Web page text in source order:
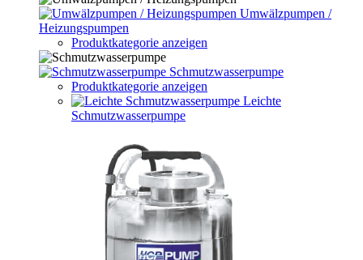
Umwälzpumpen /
Heizungspumpen
Produktkategorie anzeigen
Schmutzwasserpumpe
Produktkategorie anzeigen
Leichte
Schmutzwasserpumpe